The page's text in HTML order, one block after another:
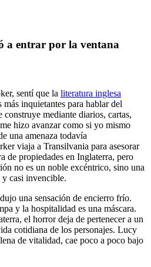
a entrar por la ventana
sentí que la literatura inglesa
inquietantes para hablar del
mediante diarios, cartas,
hizo avanzar como si yo mismo
una amenaza todavía
viaja a Transilvania para asesorar
de propiedades en Inglaterra, pero
no es un noble excéntrico, sino una
y casi invencible.
una sensación de encierro frío.
y la hospitalidad es una máscara.
el horror deja de pertenecer a un
cotidiana de los personajes. Lucy
de vitalidad, cae poco a poco bajo